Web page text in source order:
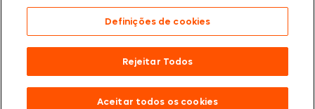
São Paulo/SP – CEP 05.118-100
© 2026 Seara. Todos os direitos reservados
Definições de cookies
Rejeitar Todos
Aceitar todos os cookies